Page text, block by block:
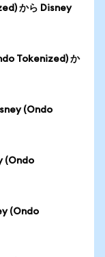
から Disney
Tokenized) か
(Ondo
(Ondo
(Ondo